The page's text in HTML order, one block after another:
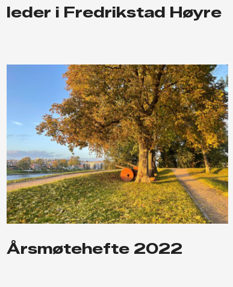
leder i Fredrikstad Høyre
Årsmøtehefte 2022